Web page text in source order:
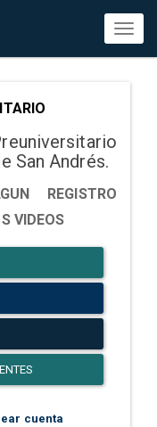
San Andrés.
REGISTRO
VIDEOS
cuenta